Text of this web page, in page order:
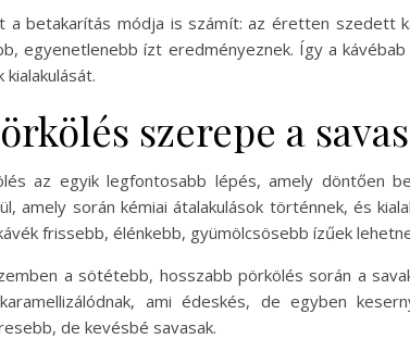
a betakarítás módja is számít: az éretten szedett
egyenetlenebb ízt eredményeznek. Így a
kialakulását.
szerepe a
az egyik legfontosabb lépés, amely döntően
amely során kémiai átalakulások történnek, és
frissebb, élénkebb, gyümölcsösebb ízűek
a sötétebb, hosszabb pörkölés során a
ami édeskés, de egyben
de kevésbé savasak.